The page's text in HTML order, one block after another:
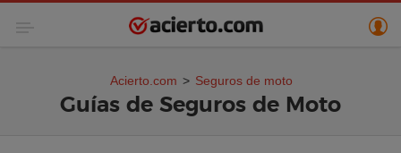
Acierto.com > Seguros de moto
Guías de Seguros de Moto